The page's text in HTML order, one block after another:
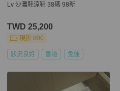
Lv 沙灘鞋涼鞋 38碼 98新
TWD 25,200
現折 800
狀況良好 香港 免運